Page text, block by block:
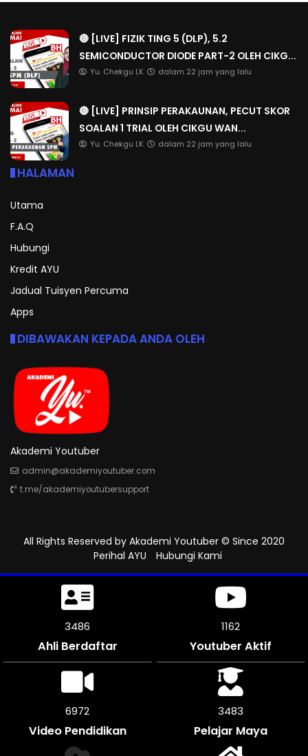
🔴 [LIVE] FIZIK TING 5 (DLP), 5.2
SEMICONDUCTOR DIODE PART-2 OLEH CIKG...
Yu. Chekgu LK dalam 22 jam yang lalu
🔴 [LIVE] PRINSIP PERAKAUNAN, PECUT SKOR
SOALAN 1 TRIAL OLEH CIKGU WAN...
Yu. Chekgu LK dalam 22 jam yang lalu
HALAMAN
Utama
F.A.Q
Hubungi
Kredit AYU
Jadual Tuisyen Percuma
Apps
DIBAWAKAN KEPADA ANDA OLEH
Akademi Youtuber
admin@akademiyoutuber.com
t.me/akademiyoutubersupport
All Rights Reserved by Akademi Youtuber © Since 2020
Perihal AYU
Hubungi Kami
3885
Ahli Berdaftar
1295
Youtuber Aktif
7770
Video Pendidikan
3885
Pelajar Maya